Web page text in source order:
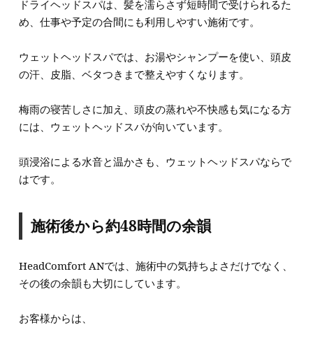
ドライヘッドスパは、髪を濡らさず短時間で受けられるた
め、仕事や予定の合間にも利用しやすい施術です。
ウェットヘッドスパでは、お湯やシャンプーを使い、頭皮
の汗、皮脂、ベタつきまで整えやすくなります。
梅雨の寝苦しさに加え、頭皮の蒸れや不快感も気になる方
には、ウェットヘッドスパが向いています。
頭浸浴による水音と温かさも、ウェットヘッドスパならで
はです。
施術後から約48時間の余韻
HeadComfort ANでは、施術中の気持ちよさだけでなく、
その後の余韻も大切にしています。
お客様からは、